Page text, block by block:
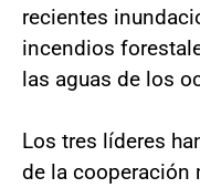
recientes
incendios
las aguas de los
Los tres líderes
de la cooperación